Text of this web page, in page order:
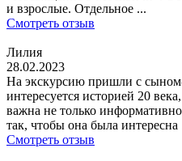
и взрослые. Отдельное ...
Смотреть отзыв
Лилия
28.02.2023
На экскурсию пришли с
интересуется историей 20
важна не только
так, чтобы она была интересна
Смотреть отзыв